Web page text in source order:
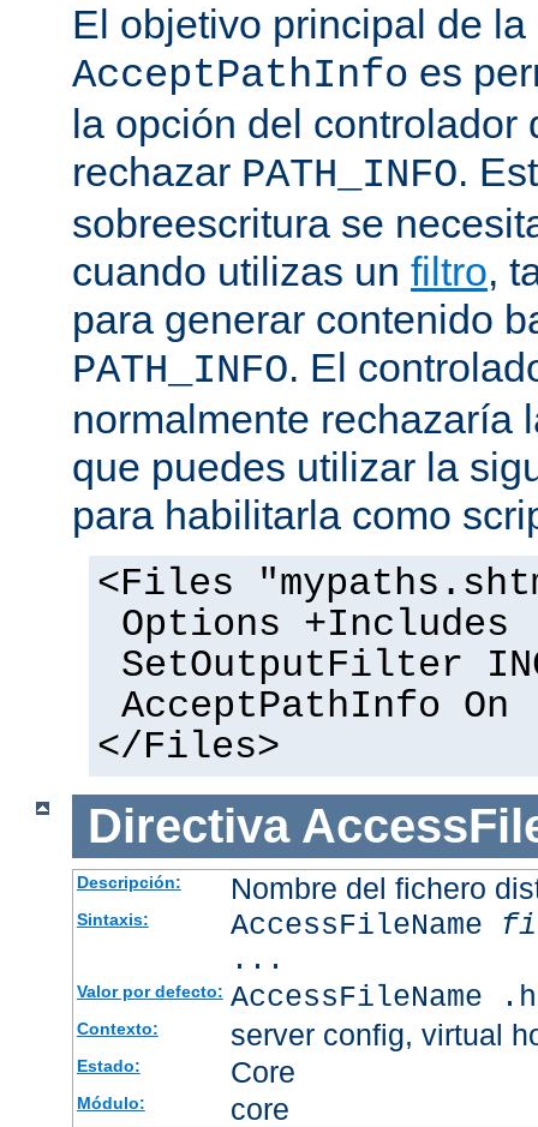
El objetivo principal de la
AcceptPathInfo es
la opción del controlador
rechazar PATH_INFO.
sobreescritura se
cuando utilizas un filtro,
para generar contenido
PATH_INFO. El
normalmente rechazaría
que puedes utilizar la
para habilitarla como
<Files
Options +Includes
SetOutputFilter
AcceptPathInfo On
</Files>
Directiva
Descripción: Nombre del fichero
Sintaxis: AccessFileName
...
Valor por defecto: AccessFileName
Contexto: server config, virtual
Estado: Core
Módulo: core